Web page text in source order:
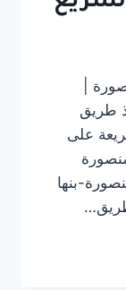
|
طريق
على
بنها